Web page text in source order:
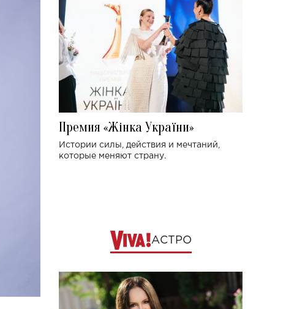
Премия «Жінка України»
Истории силы, действия и мечтаний,
которые меняют страну.
АСТРО